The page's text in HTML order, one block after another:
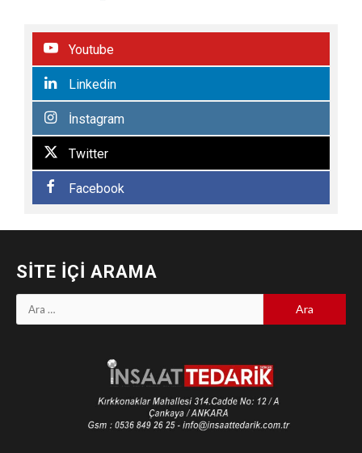
Youtube
Linkedin
İnstagram
Twitter
Facebook
SITE İÇI ARAMA
Arama: